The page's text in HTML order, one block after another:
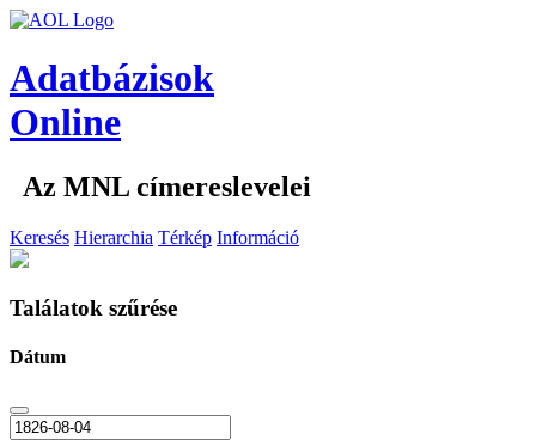
Adatbázisok
Online
Az MNL címereslevelei
Keresés Hierarchia Térkép Információ
Találatok szűrése
Dátum